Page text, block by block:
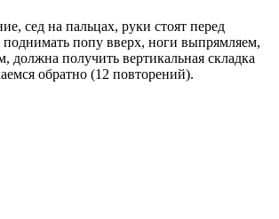
сед на пальцах, руки стоят перед
попу вверх, ноги выпрямляем,
должна получить вертикальная складка
обратно (12 повторений).